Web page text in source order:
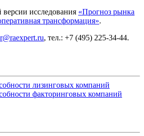
исследования «Прогноз рынка
трансформация».
, тел.: +7 (495) 225-34-44.
лизинговых компаний
факторинговых компаний